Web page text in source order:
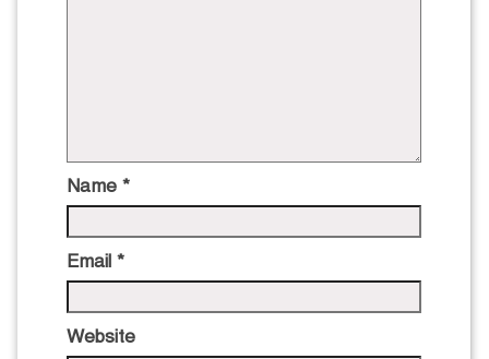
Name *
Email *
Website